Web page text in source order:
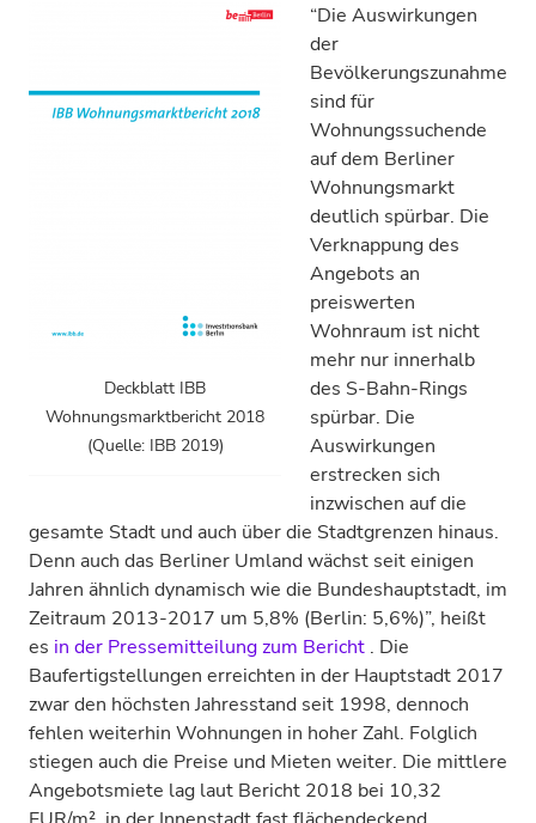
Deckblatt IBB
Wohnungsmarktbericht 2018
(Quelle: IBB 2019)
“Die Auswirkungen
der
Bevölkerungszunahme
sind für
Wohnungssuchende
auf dem Berliner
Wohnungsmarkt
deutlich spürbar. Die
Verknappung des
Angebots an
preiswerten
Wohnraum ist nicht
mehr nur innerhalb
des S-Bahn-Rings
spürbar. Die
Auswirkungen
erstrecken sich
inzwischen auf die
gesamte Stadt und auch über die Stadtgrenzen hinaus.
Denn auch das Berliner Umland wächst seit einigen
Jahren ähnlich dynamisch wie die Bundeshauptstadt, im
Zeitraum 2013-2017 um 5,8% (Berlin: 5,6%)”, heißt
es in der Pressemitteilung zum Bericht . Die
Baufertigstellungen erreichten in der Hauptstadt 2017
zwar den höchsten Jahresstand seit 1998, dennoch
fehlen weiterhin Wohnungen in hoher Zahl. Folglich
stiegen auch die Preise und Mieten weiter. Die mittlere
Angebotsmiete lag laut Bericht 2018 bei 10,32